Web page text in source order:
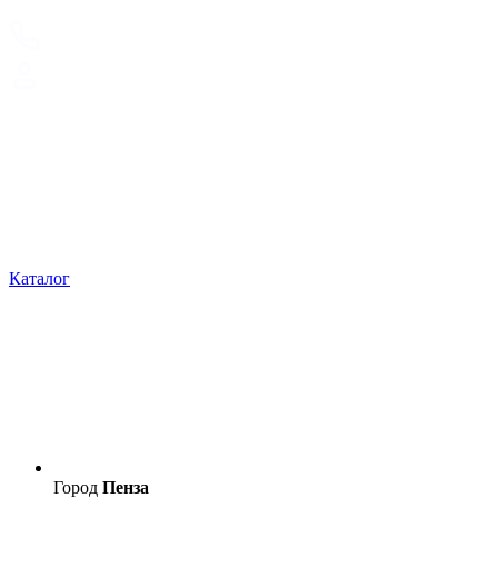
Каталог
Город Пенза